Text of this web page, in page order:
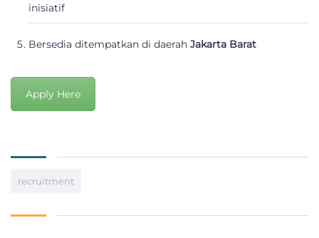
inisiatif
Bersedia ditempatkan di daerah Jakarta Barat
Apply Here
recruitment